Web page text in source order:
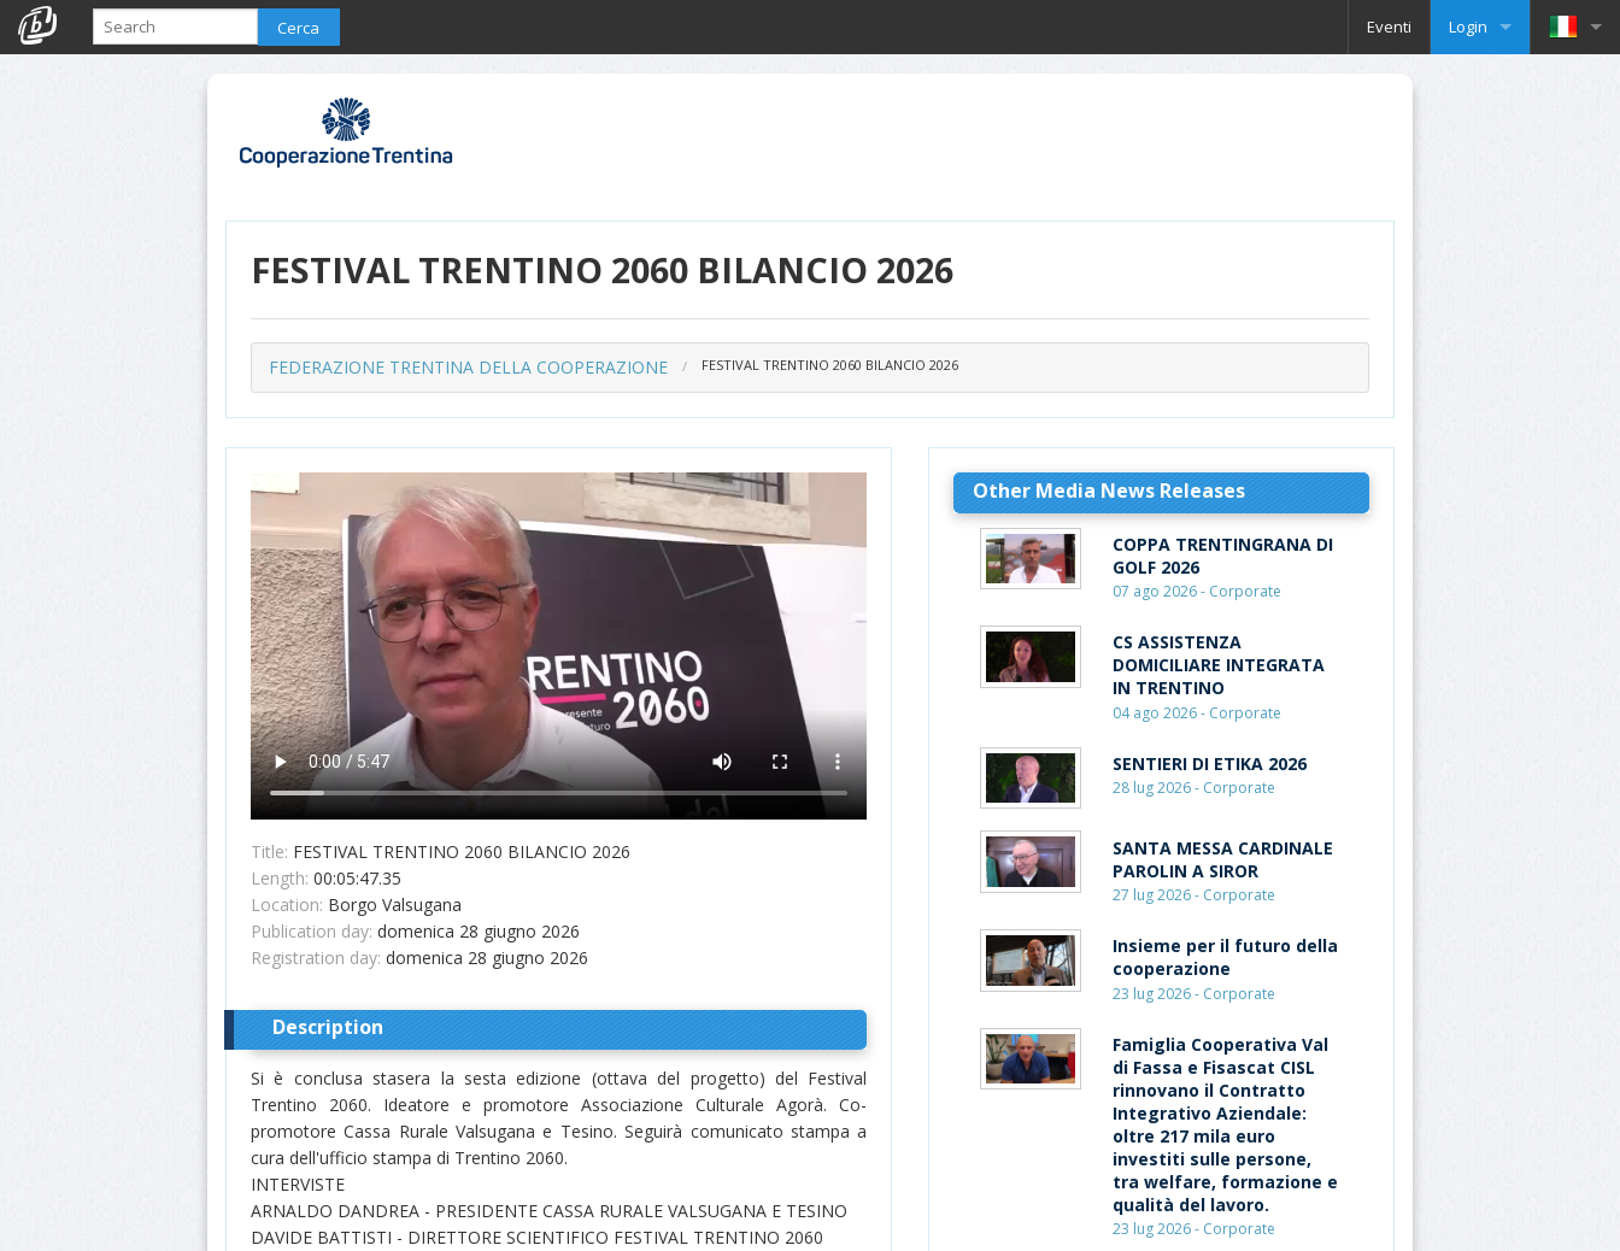
Cerca Eventi Login
FESTIVAL TRENTINO 2060 BILANCIO 2026
FEDERAZIONE TRENTINA DELLA COOPERAZIONE FESTIVAL TRENTINO 2060 BILANCIO 2026
Title: FESTIVAL TRENTINO 2060 BILANCIO 2026
Length: 00:05:47.35
Location: Borgo Valsugana
Publication day: domenica 28 giugno 2026
Registration day: domenica 28 giugno 2026
Description
Si è conclusa stasera la sesta edizione (ottava del progetto) del Festival
Trentino 2060. Ideatore e promotore Associazione Culturale Agorà. Co-
promotore Cassa Rurale Valsugana e Tesino. Seguirà comunicato stampa a
cura dell'ufficio stampa di Trentino 2060.
INTERVISTE
ARNALDO DANDREA - PRESIDENTE CASSA RURALE VALSUGANA E TESINO
DAVIDE BATTISTI - DIRETTORE SCIENTIFICO FESTIVAL TRENTINO 2060
Other Media News Releases
COPPA TRENTINGRANA DI
GOLF 2026
07 ago 2026 - Corporate
CS ASSISTENZA
DOMICILIARE INTEGRATA
IN TRENTINO
04 ago 2026 - Corporate
SENTIERI DI ETIKA 2026
28 lug 2026 - Corporate
SANTA MESSA CARDINALE
PAROLIN A SIROR
27 lug 2026 - Corporate
Insieme per il futuro della
cooperazione
23 lug 2026 - Corporate
Famiglia Cooperativa Val
di Fassa e Fisascat CISL
rinnovano il Contratto
Integrativo Aziendale:
oltre 217 mila euro
investiti sulle persone,
tra welfare, formazione e
qualità del lavoro.
23 lug 2026 - Corporate